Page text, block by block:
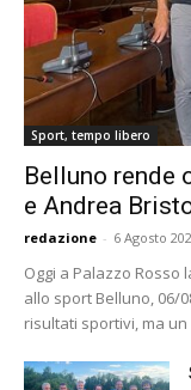
Sport, tempo libero
Belluno rende
e Andrea
redazione - 6 Agosto
Oggi a Palazzo
allo sport Belluno, 06/
risultati sportivi, ma un